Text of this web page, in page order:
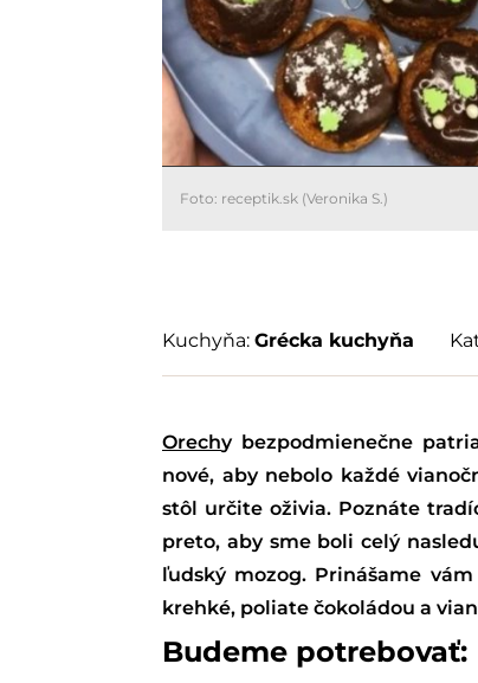
Foto: receptik.sk (Veronika S.)
Kuchyňa: Grécka kuchyňa
Orechy bezpodmienečne
nové, aby nebolo každé
stôl určite oživia. Poznáte
preto, aby sme boli celý
ľudský mozog. Prinášame
krehké, poliate čokoládou a
Budeme potrebovať: